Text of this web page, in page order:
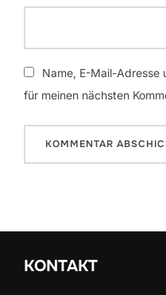
Name, E-Mail-Adresse
für meinen nächsten
KONTAKT